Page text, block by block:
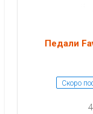
Педали
Скоро